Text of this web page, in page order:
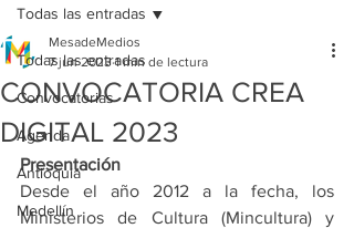
Todas las entradas
Convocatorias
Agenda
Antioquia
Medellín
Todas las entradas
CONVOCATORIA CREA
DIGITAL 2023
MesadeMedios
7 jun 2023 1 min de lectura
Presentación
Desde el año 2012 a la fecha, los
Ministerios de Cultura (Mincultura) y